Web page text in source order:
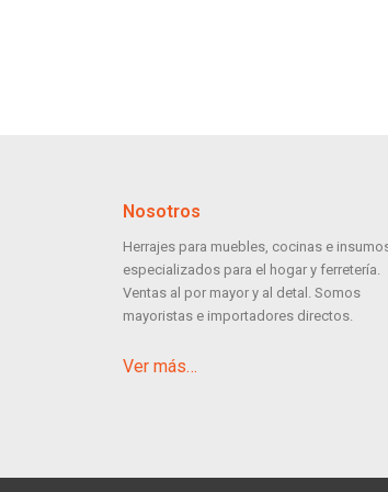
Nosotros
Herrajes para muebles, cocinas e
especializados para el hogar y ferretería.
Ventas al por mayor y al detal. Somos
mayoristas e importadores directos.
Ver más…